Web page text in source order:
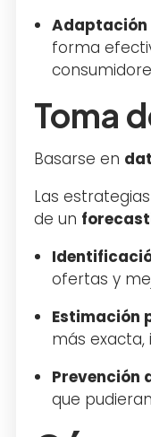
Adaptación
forma
Toma
Basarse en
Las
de un
ofertas y
Estimación
más
Prevención
que